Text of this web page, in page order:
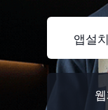
앱설